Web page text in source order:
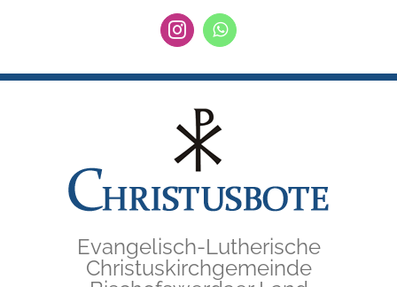
springen
InstagramWhatsApp
Evangelisch-Lutherische
Christuskirchgemeinde